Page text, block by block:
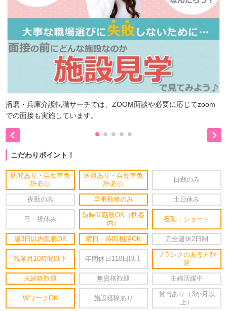
播磨・兵庫介護転職サーチでは、ZOOM面談や必要に応じてzoom
での面接も実施しています。
 
こだわりポイント！
訪問あり・自動車免
許必須
送迎あり・自動車免
許必須
日勤のみ
夜勤のみ 早番勤務のみ 土日休み
日・祝休み
短時間勤務OK（扶養
内）
夜勤：ショート
週3日以内勤務OK 曜日・時間相談OK 完全週休2日制
残業月10時間以下 年間休日110日以上
ブランクのある方歓
迎
未経験歓迎 無資格歓迎 主婦活躍中
WワークOK 施設経験あり
賞与あり（3か月以
上）